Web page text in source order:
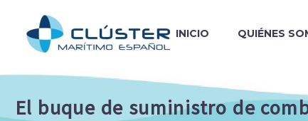
INICIO QUIÉNES
El buque de suministro de